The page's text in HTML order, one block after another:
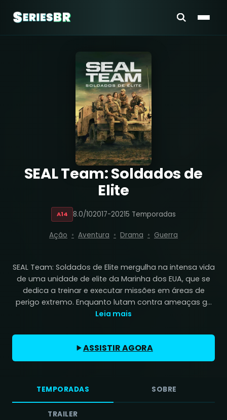
SEAL Team: Soldados de
Elite
A14 8.0/102017-20215 Temporadas
Ação Aventura Drama Guerra
SEAL Team: Soldados de Elite mergulha na intensa vida
de uma unidade de elite da Marinha dos EUA, que se
dedica a treinar e executar missões em áreas de
perigo extremo. Enquanto lutam contra ameaças g...
Leia mais
ASSISTIR AGORA
TEMPORADAS SOBRE
TRAILER